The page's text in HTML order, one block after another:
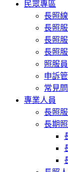
民眾專區
長照
長照
長照
長照
照服
申訴
常見
專業人員
長照
長期